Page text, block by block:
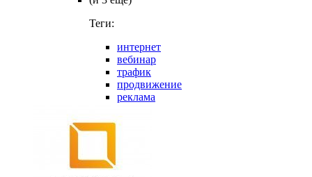
Теги:
интернет
вебинар
трафик
продвижение
реклама